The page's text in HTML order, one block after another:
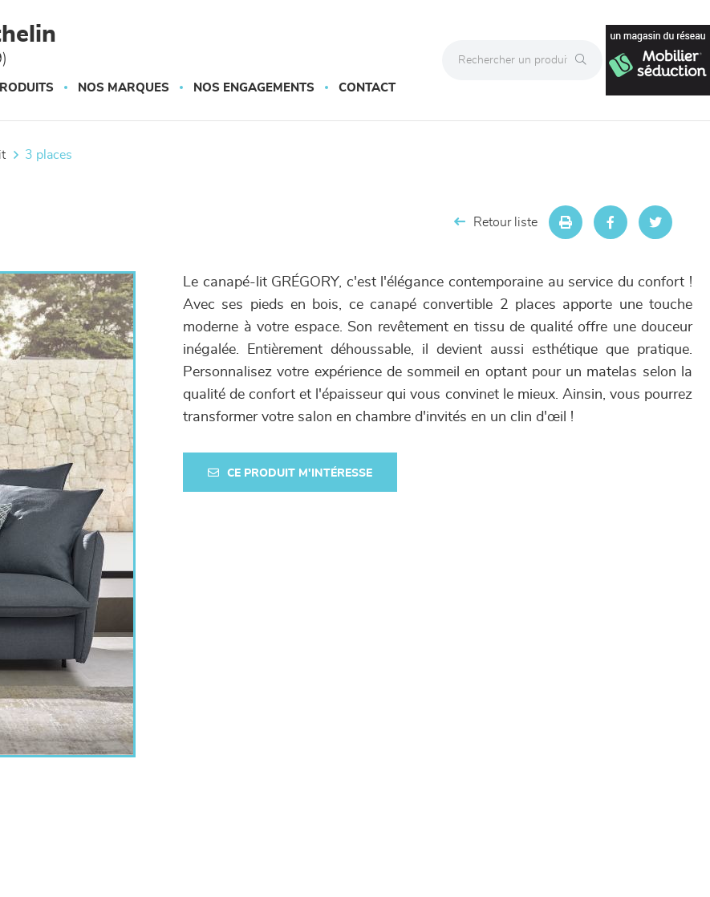
NOS MARQUES NOS ENGAGEMENTS CONTACT
3 places
Retour liste
Le canapé-lit GRÉGORY, c'est l'élégance contemporaine au service du confort !
Avec ses pieds en bois, ce canapé convertible 2 places apporte une touche
moderne à votre espace. Son revêtement en tissu de qualité offre une douceur
inégalée. Entièrement déhoussable, il devient aussi esthétique que pratique.
Personnalisez votre expérience de sommeil en optant pour un matelas selon la
qualité de confort et l'épaisseur qui vous convinet le mieux. Ainsin, vous pourrez
transformer votre salon en chambre d'invités en un clin d'œil !
CE PRODUIT M'INTÉRESSE